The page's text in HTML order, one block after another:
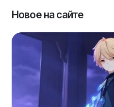
Новое на сайте